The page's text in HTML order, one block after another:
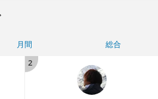
月間
総合
2